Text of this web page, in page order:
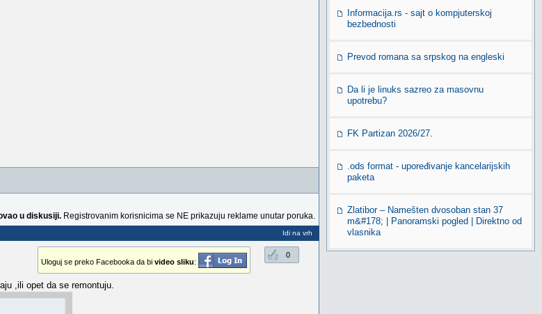
u diskusiji. Registrovanim korisnicima se NE prikazuju reklame unutar poruka.
Idi na vrh
0
Uloguj se preko Facebooka da bi video sliku:
,ili opet da se remontuju.
Informacija.rs - sajt o kompjuterskoj
bezbednosti
Prevod romana sa srpskog na engleski
Da li je linuks sazreo za masovnu
upotrebu?
FK Partizan 2026/27.
.ods format - upoređivanje kancelarijskih
paketa
Zlatibor – Namešten dvosoban stan 37
m&#178; | Panoramski pogled | Direktno od
vlasnika